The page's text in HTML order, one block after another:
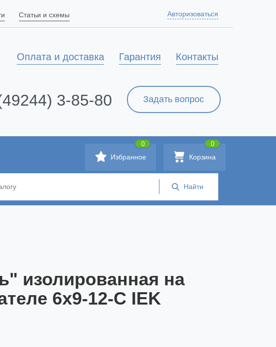
Статьи и схемы Авторизоваться
Контакты
Гарантия
Оплата и доставка
Задать вопрос
3-85-80
Корзина
0
Избранное
0
изолированная на
6х9-12-С IEK